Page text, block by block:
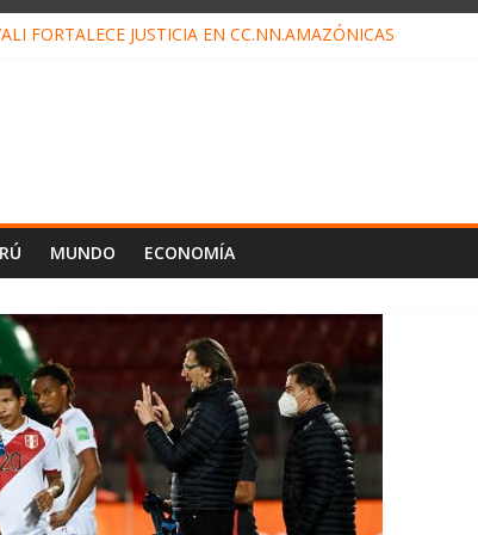
FORTALECE JUSTICIA EN CC.NN.AMAZÓNICAS
MUNDO ECONOMÍA